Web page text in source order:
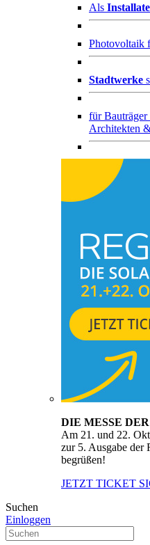
Als
Photovoltaik
Stadtwerke
für
Architekten
DIE MESSE
Am 21. und 22.
zur 5. Ausgabe der
begrüßen!
JETZT TICKET
Suchen
Einloggen